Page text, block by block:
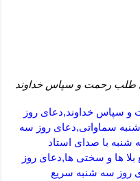
طلب رحمت و سپاس خداوند
سپاس خداوند,دعای روز
سماواتی,دعای روز سه
با صدای استاد
ها و سختی ها,دعای روز
روز سه شنبه سریع